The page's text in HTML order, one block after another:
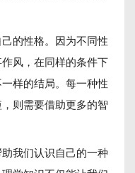
的性格。因为不同性
风，在同样的条件下
样的结局。每一种性
则需要借助更多的智
我们认识自己的一种